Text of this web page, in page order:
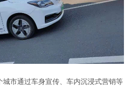
市通过车身宣传、车内沉浸式营销等